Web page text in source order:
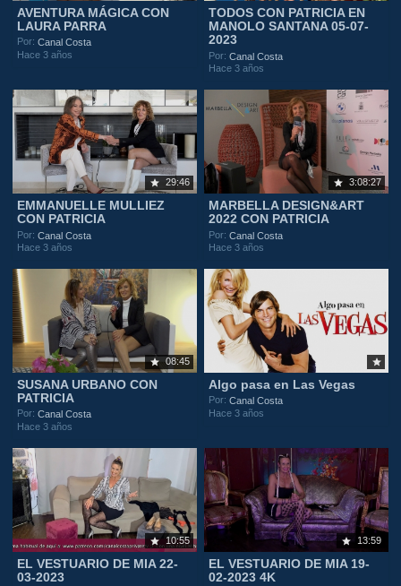
AVENTURA MÁGICA CON
LAURA PARRA
Por:Canal Costa
Hace 3 años
TODOS CON PATRICIA EN
MANOLO SANTANA 05-07-
2023
Por:Canal Costa
Hace 3 años
29:46
EMMANUELLE MULLIEZ
CON PATRICIA
Por:Canal Costa
Hace 3 años
3:08:27
MARBELLA DESIGN&ART
2022 CON PATRICIA
Por:Canal Costa
Hace 3 años
08:45
SUSANA URBANO CON
PATRICIA
Por:Canal Costa
Hace 3 años
Algo pasa en Las Vegas
Por:Canal Costa
Hace 3 años
10:55
EL VESTUARIO DE MIA 22-
03-2023
13:59
EL VESTUARIO DE MIA 19-
02-2023 4K